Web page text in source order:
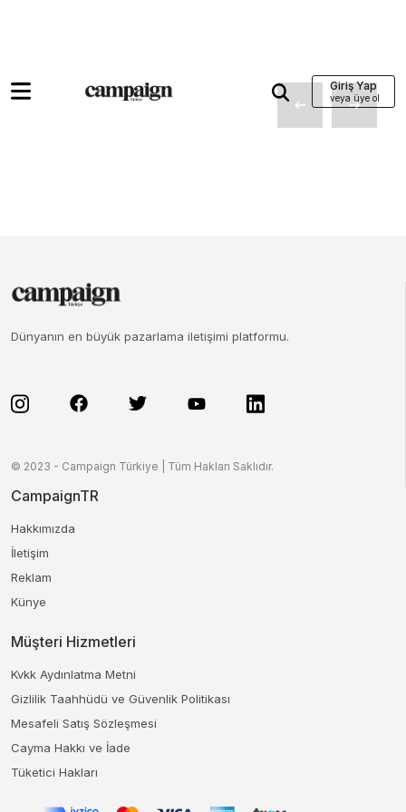
Giriş Yap
Dünyanın en büyük pazarlama iletişimi platformu.
© 2023 - Campaign Türkiye | Tüm Hakları Saklıdır.
CampaignTR
Hakkımızda
İletişim
Reklam
Künye
Müşteri Hizmetleri
Kvkk Aydınlatma Metni
Gizlilik Taahhüdü ve Güvenlik Politikası
Mesafeli Satış Sözleşmesi
Cayma Hakkı ve İade
Tüketici Hakları